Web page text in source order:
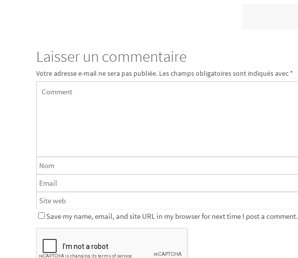
Laisser un commentaire
Votre adresse e-mail ne sera pas publiée. Les champs obligatoires sont indiqués avec *
Save my name, email, and site URL in my browser for next time I post a comment.